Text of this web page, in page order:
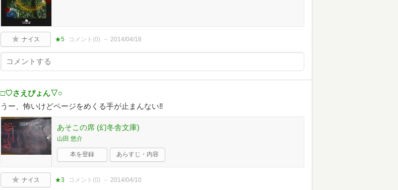
ナイス ★5 コメント(0) 2014/04/18
□♡さえぴょん▽○
うー、怖いけどページをめくる手が止まんない‼︎
あそこの席 (幻冬舎文庫)
山田 悠介
本を登録 あらすじ・内容
ナイス ★3 コメント(0) 2014/04/10